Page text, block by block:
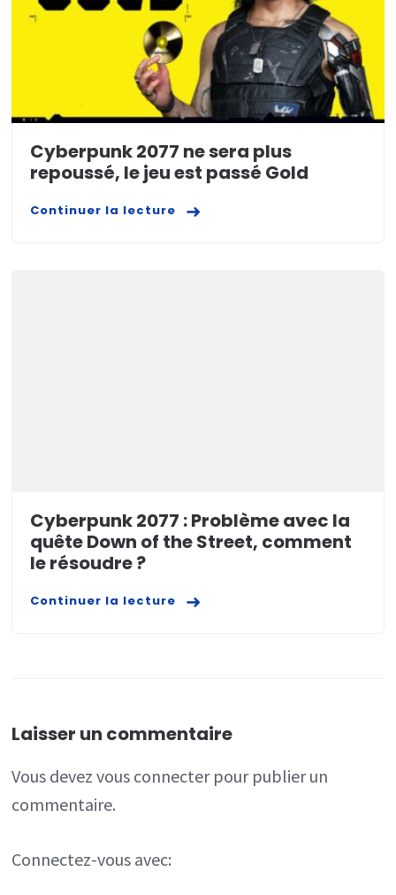
Cyberpunk 2077 ne sera plus
repoussé, le jeu est passé Gold
Continuer la lecture
Cyberpunk 2077 : Problème avec la
quête Down of the Street, comment
le résoudre ?
Continuer la lecture
Laisser un commentaire
Vous devezvous connecterpour publier un
commentaire.
Connectez-vous avec: